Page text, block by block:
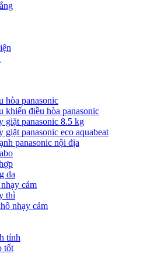
hòa panasonic
khiển điều hòa panasonic
giặt panasonic 8.5 kg
giặt panasonic eco aquabeat
panasonic nội địa
da
cảm
thì
nhạy cảm
tính
tốt